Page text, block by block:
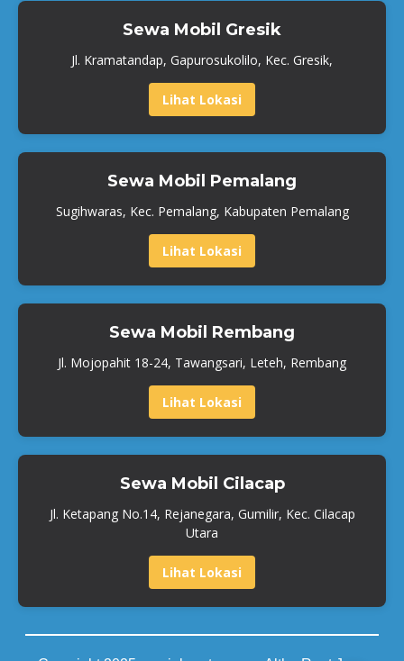
Sewa Mobil Gresik
Jl. Kramatandap, Gapurosukolilo, Kec. Gresik,
Lihat Lokasi
Sewa Mobil Pemalang
Sugihwaras, Kec. Pemalang, Kabupaten Pemalang
Lihat Lokasi
Sewa Mobil Rembang
Jl. Mojopahit 18-24, Tawangsari, Leteh, Rembang
Lihat Lokasi
Sewa Mobil Cilacap
Jl. Ketapang No.14, Rejanegara, Gumilir, Kec. Cilacap
Utara
Lihat Lokasi